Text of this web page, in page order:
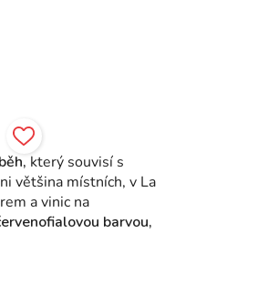
který souvisí s
většina místních, v La
a vinic na
barvou,